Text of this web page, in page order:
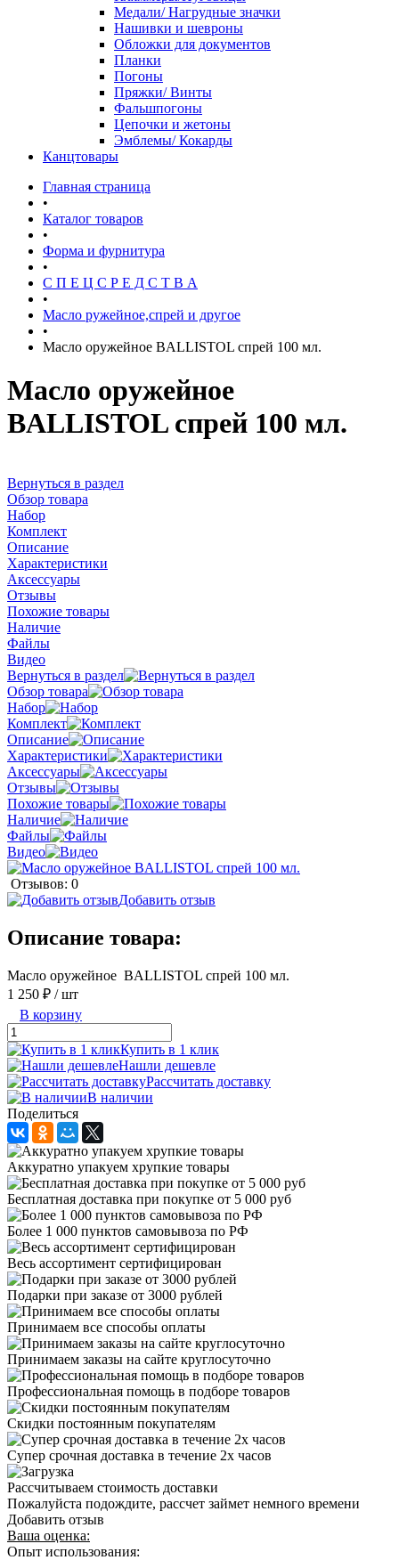
Медали/ Нагрудные значки
Нашивки и шевроны
Обложки для документов
Планки
Погоны
Пряжки/ Винты
Фальшпогоны
Цепочки и жетоны
Эмблемы/ Кокарды
Канцтовары
Главная страница
•
Каталог товаров
•
Форма и фурнитура
•
С П Е Ц С Р Е Д С Т В А
•
Масло ружейное,спрей и другое
•
Масло оружейное BALLISTOL спрей 100 мл.
Масло оружейное
BALLISTOL спрей 100 мл.
Вернуться в раздел
Обзор товара
Набор
Комплект
Описание
Характеристики
Аксессуары
Отзывы
Похожие товары
Наличие
Файлы
Видео
Вернуться в раздел
Обзор товара
Набор
Комплект
Описание
Характеристики
Аксессуары
Отзывы
Похожие товары
Наличие
Файлы
Видео
Отзывов: 0
Добавить отзыв
Описание товара:
Масло оружейное BALLISTOL спрей 100 мл.
1 250 ₽ / шт
В корзину
Купить в 1 клик
Нашли дешевле
Рассчитать доставку
В наличии
Поделиться
Аккуратно упакуем хрупкие товары
Бесплатная доставка при покупке от 5 000 руб
Более 1 000 пунктов самовывоза по РФ
Весь ассортимент сертифицирован
Подарки при заказе от 3000 рублей
Принимаем все способы оплаты
Принимаем заказы на сайте круглосуточно
Профессиональная помощь в подборе товаров
Скидки постоянным покупателям
Супер срочная доставка в течение 2х часов
Рассчитываем стоимость доставки
Пожалуйста подождите, рассчет займет немного времени
Добавить отзыв
Ваша оценка:
Опыт использования: